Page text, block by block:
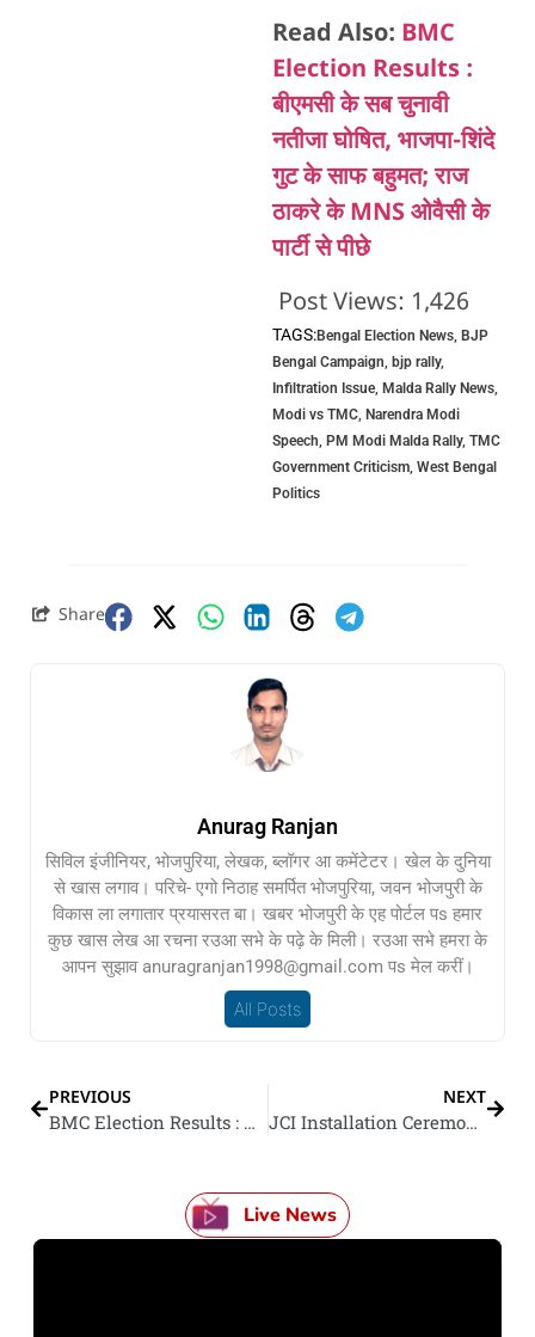
Read Also: BMC
Election Results :
बीएमसी के सब चुनावी
नतीजा घोषित, भाजपा-शिंदे
गुट के साफ बहुमत; राज
ठाकरे के MNS ओवैसी के
पार्टी से पीछे
Post Views: 1,426
TAGS:Bengal Election News, BJP
Bengal Campaign bjp rally,
Infiltration Issue, Malda Rally News,
Modi vs TMC, Narendra Modi
Speech PM Modi Malda Rally, TMC
Government Criticism, West Bengal
Politics
Share
Anurag Ranjan
सिविल इंजीनियर, भोजपुरिया, लेखक, ब्लॉगर आ कमेंटेटर। खेल के दुनिया
से खास लगाव। परिचे- एगो निठाह समर्पित भोजपुरिया, जवन भोजपुरी के
विकास ला लगातार प्रयासरत बा। खबर भोजपुरी के एह पोर्टल पs हमार
कुछ खास लेख आ रचना रउआ सभे के पढ़े के मिली। रउआ सभे हमरा के
आपन सुझाव anuragranjan1998@gmail.com पs मेल करीं।
All Posts
PREVIOUS
BMC Election Results : बीएमसी के सब चुनावी नतीजा घोषित, भाजपा-शिंदे गुट के साफ बहुमत; राज ठाकरे के MNS ओवैसी के पार्टी से पीछे
NEXT
JCI Installation Ceremony : जेसीआई गोरखपुर मिडटाउन के 37वां इंस्टॉलेशन समारोह भव्य रूप से भइल सम्पन्न, Team 2026 लेलस शपथ
Live News